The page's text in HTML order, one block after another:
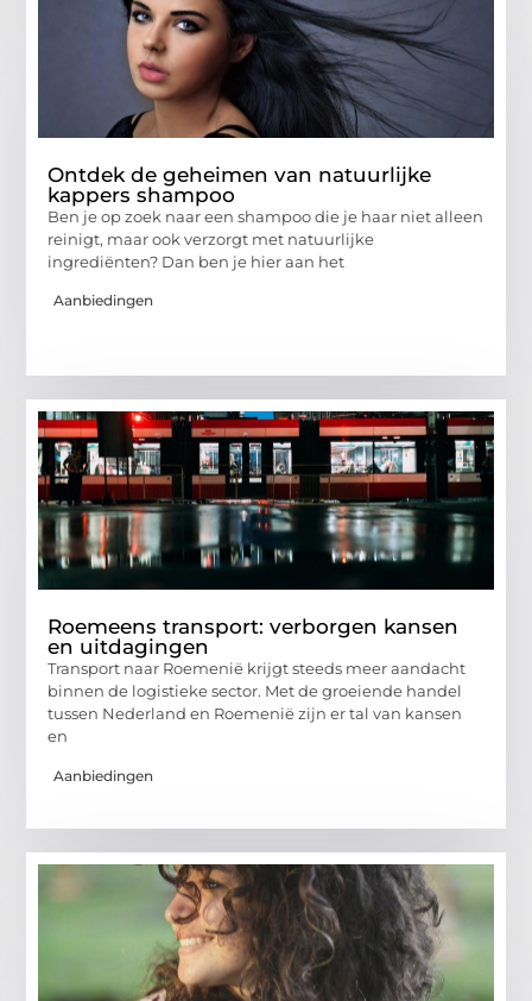
Ontdek de geheimen van natuurlijke
kappers shampoo
Ben je op zoek naar een shampoo die je haar niet alleen
reinigt, maar ook verzorgt met natuurlijke
ingrediënten? Dan ben je hier aan het
Aanbiedingen
Roemeens transport: verborgen kansen
en uitdagingen
Transport naar Roemenië krijgt steeds meer aandacht
binnen de logistieke sector. Met de groeiende handel
tussen Nederland en Roemenië zijn er tal van kansen
en
Aanbiedingen